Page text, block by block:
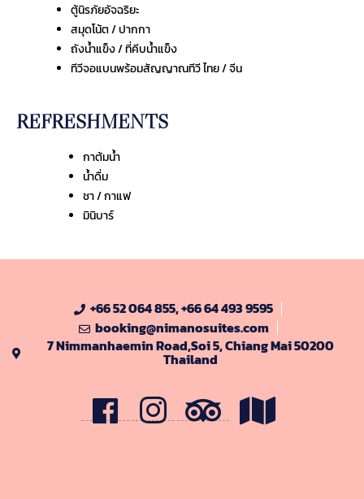
ตู้นิรภัยอัจฉริยะ
สมุดโน้ต / ปากกา
ถังน้ำแข็ง / ที่คีบน้ำแข็ง
ทีวีจอแบนพร้อมสัญญาณทีวี ไทย / จีน
REFRESHMENTS
กาต้มน้ำ
น้ำดื่ม
ชา / กาแฟ
มินิบาร์
+66 52 064 855, +66 64 493 9595
booking@nimanosuites.com
7 Nimmanhaemin Road,Soi 5, Chiang Mai 50200
Thailand